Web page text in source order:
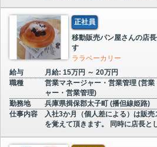
正社員
移動販売パン屋さんの店
す
ララベーカリー
給与
月給: 15万円 ～ 20万円
職種
営業マネージャー・営業管理 (営
ャー・営業管理)
勤務地
兵庫県揖保郡太子町 (播但線姫路)
仕事内容
入社3か月（個人差による）は販
を覚えて頂きます。 同時に店長と